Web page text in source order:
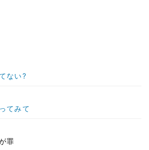
ない?
てみて
罪